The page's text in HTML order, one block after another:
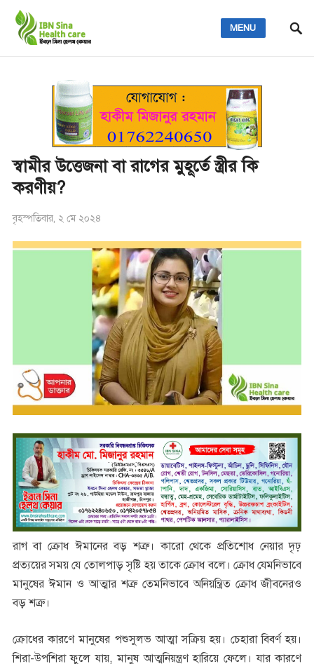
MENU
স্বামীর উত্তেজনা বা রাগের মুহূর্তে স্ত্রীর কি
করণীয়?
বৃহস্পতিবার, ২ মে ২০২৪
রাগ বা ক্রোধ ঈমানের বড় শত্রু। কারো থেকে প্রতিশোধ নেয়ার দৃঢ়
প্রত্যয়ের সময় যে তোলপাড় সৃষ্টি হয় তাকে ক্রোধ বলে। ক্রোধ যেমনিভাবে
মানুষের ঈমান ও আত্মার শত্রু তেমনিভাবে অনিয়ন্ত্রিত ক্রোধ জীবনেরও
বড় শত্রু।
ক্রোধের কারণে মানুষের পশুসুলভ আত্মা সক্রিয় হয়। চেহারা বিবর্ণ হয়।
শিরা-উপশিরা ফুলে যায়, মানুষ আত্মনিয়ন্ত্রণ হারিয়ে ফেলে। যার কারণে